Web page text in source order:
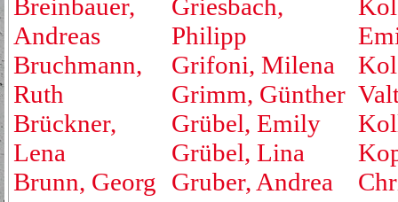
Breinbauer,
Andreas
Bruchmann,
Ruth
Brückner,
Lena
Brunn, Georg
Griesbach,
Philipp
Grifoni, Milena
Grimm, Günther
Grübel, Emily
Grübel, Lina
Gruber, Andrea